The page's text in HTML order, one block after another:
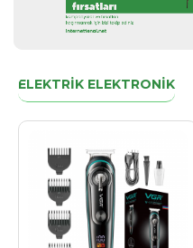
ELEKTRIK ELEKTRONIK